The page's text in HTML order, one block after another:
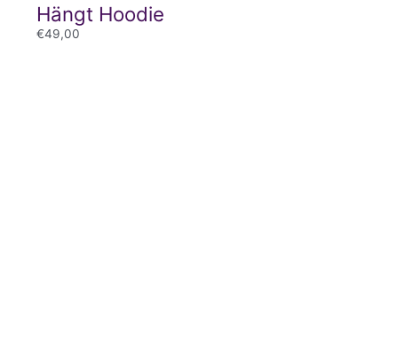
Hängt Hoodie
€49,00